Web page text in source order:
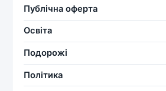
Публічна оферта
Освіта
Подорожі
Політика